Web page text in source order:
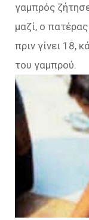
γαμπρός
μαζί, ο
πριν γίνει 18,
του γαμπρού.